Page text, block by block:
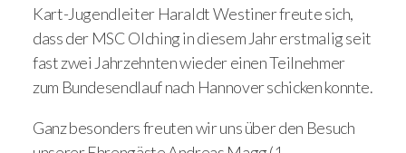
Kart-Jugendleiter Haraldt Westiner freute sich,
dass der MSC Olching in diesem Jahr erstmalig seit
fast zwei Jahrzehnten wieder einen Teilnehmer
zum Bundesendlauf nach Hannover schicken konnte.
Ganz besonders freuten wir uns über den Besuch